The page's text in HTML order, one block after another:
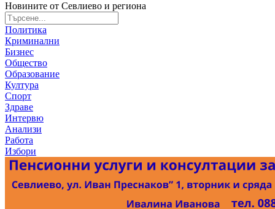
Новините от Севлиево и региона
Политика
Криминални
Бизнес
Общество
Образование
Култура
Спорт
Здраве
Интервю
Анализи
Работа
Избори